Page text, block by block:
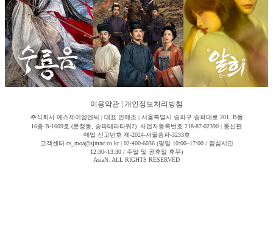
이용약관 개인정보처리방침
주식회사 에스제이엠엔씨 | 대표 안해조 | 서울특별시 송파구 송파대로 201, B동
16층 B-1609호 (문정동, 송파테라타워2) 사업자등록번호 218-87-02390 | 통신판
매업 신고번호 제-2024-서울송파-3233호
고객센터 cs_moa@sjmnc.co.kr | 02-400-6036 (평일 10:00~17:00 / 점심시간
12:30~13:30 / 주말 및 공휴일 휴무)
AsiaN. ALL RIGHTS RESERVED